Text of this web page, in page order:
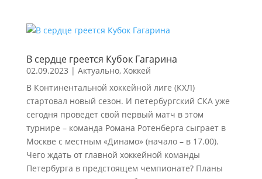
В сердце греется Кубок Гагарина
02.09.2023 | Актуально, Хоккей
В Континентальной хоккейной лиге (КХЛ)
стартовал новый сезон. И петербургский СКА уже
сегодня проведет свой первый матч в этом
турнире – команда Романа Ротенберга сыграет в
Москве с местным «Динамо» (начало – в 17.00).
Чего ждать от главной хоккейной команды
Петербурга в предстоящем чемпионате? Планы